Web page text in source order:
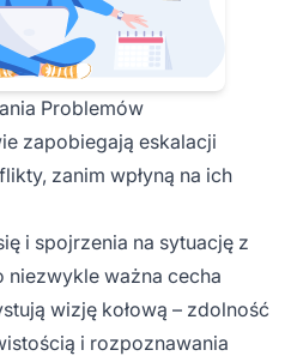
Problemów
zapobiegają eskalacji
zanim wpłyną na ich
i spojrzenia na sytuację z
ważna cecha
wizję kołową – zdolność
i rozpoznawania